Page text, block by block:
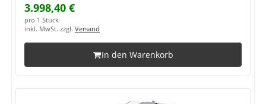
3.998,40 €
pro 1 Stück
inkl. MwSt. zzgl. Versand
In den Warenkorb